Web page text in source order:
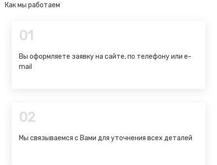
Как мы работаем
01
Вы оформляете заявку на сайте, по телефону или e-
mail
02
Мы связываемся с Вами для уточнения всех деталей